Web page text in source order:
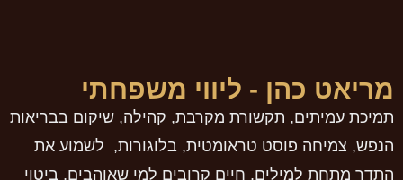
מריאט כהן - ליווי משפחתי
תמיכת עמיתים, תקשורת מקרבת, קהילה, שיקום בבריאות
הנפש, צמיחה פוסט טראומטית, בלוגורות, לשמוע את
התדר מתחת למילים, חיים קרובים למי שאוהבים, ביטוי